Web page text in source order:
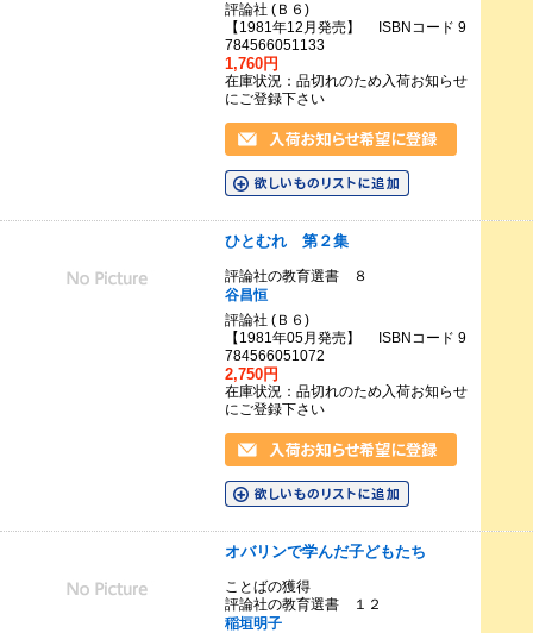
評論社 (Ｂ６)
【1981年12月発売】 ISBNコード 9
784566051133
1,760円
在庫状況：品切れのため入荷お知らせ
にご登録下さい
ひとむれ 第２集
評論社の教育選書 ８
谷昌恒
評論社 (Ｂ６)
【1981年05月発売】 ISBNコード 9
784566051072
2,750円
在庫状況：品切れのため入荷お知らせ
にご登録下さい
オバリンで学んだ子どもたち
ことばの獲得
評論社の教育選書 １２
稲垣明子